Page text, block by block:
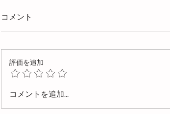
CAE 熱流体解析：金型温度の
コメント
評価を追加
コメントを追加…